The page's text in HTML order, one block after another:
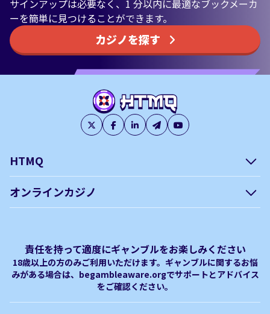
サインアップは必要なく、1 分以内に最適なブックメーカ
ーを簡単に見つけることができます。
カジノを探す
HTMQ
オンラインカジノ
オンラインカジノ フリースピ
ン おすすめ
Plinko｜プリンコとは？
オンラインカジノ最新サイト
オンラインカジノボーナス
責任を持って適度にギャンブルをお楽しみください
18歳以上の方のみご利用いただけます。ギャンブルに関するお悩
みがある場合は、begambleaware.orgでサポートとアドバイス
をご確認ください。